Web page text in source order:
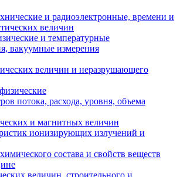
и радиоэлектронные, времени и
величин
и температурные
вакуумные измерения
величин и неразрушающего
потока, расхода, уровня, объема
и магнитных величин
ионизирующих излучений и
состава и свойств веществ
величин, строительного и